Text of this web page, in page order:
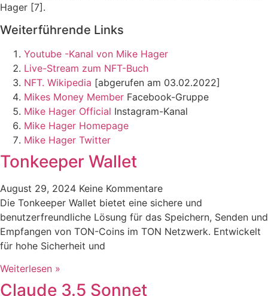
Hager [7].
Weiterführende Links
Youtube -Kanal von Mike Hager
Live-Stream zum NFT-Buch
NFT. Wikipedia [abgerufen am 03.02.2022]
Mikes Money Member Facebook-Gruppe
Mike Hager Official Instagram-Kanal
Mike Hager Homepage
Mike Hager Twitter
Tonkeeper Wallet
August 29, 2024 Keine Kommentare
Die Tonkeeper Wallet bietet eine sichere und
benutzerfreundliche Lösung für das Speichern, Senden und
Empfangen von TON-Coins im TON Netzwerk. Entwickelt
für hohe Sicherheit und
Weiterlesen »
Claude 3.5 Sonnet